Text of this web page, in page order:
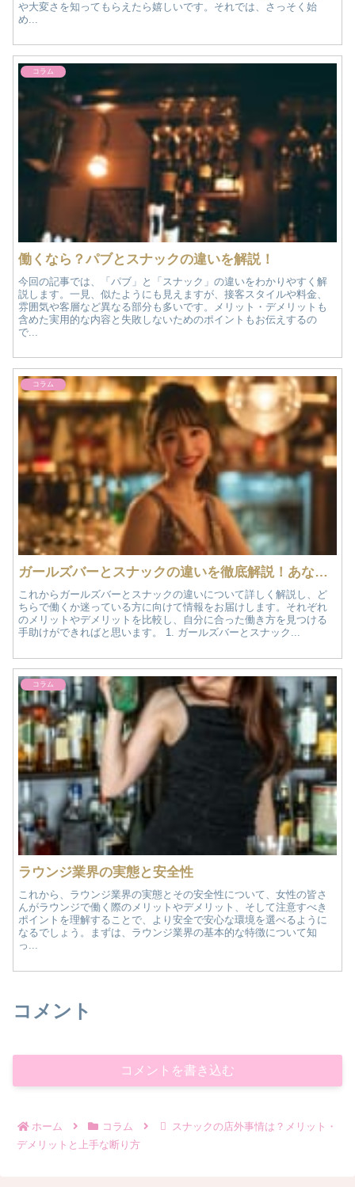
や大変さを知ってもらえたら嬉しいです。それでは、さっそく始
め...
コラム
働くなら？パブとスナックの違いを解説！
今回の記事では、「パブ」と「スナック」の違いをわかりやすく解
説します。一見、似たようにも見えますが、接客スタイルや料金、
雰囲気や客層など異なる部分も多いです。メリット・デメリットも
含めた実用的な内容と失敗しないためのポイントもお伝えするの
で...
コラム
ガールズバーとスナックの違いを徹底解説！あなたに合った働き方を見つけよう
これからガールズバーとスナックの違いについて詳しく解説し、ど
ちらで働くか迷っている方に向けて情報をお届けします。それぞれ
のメリットやデメリットを比較し、自分に合った働き方を見つける
手助けができればと思います。 1. ガールズバーとスナック...
コラム
ラウンジ業界の実態と安全性
これから、ラウンジ業界の実態とその安全性について、女性の皆さ
んがラウンジで働く際のメリットやデメリット、そして注意すべき
ポイントを理解することで、より安全で安心な環境を選べるように
なるでしょう。まずは、ラウンジ業界の基本的な特徴について知
っ...
コメント
コメントを書き込む
ホーム コラム
スナックの店外事情は？メリット・
デメリットと上手な断り方